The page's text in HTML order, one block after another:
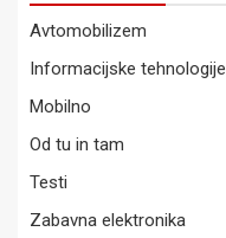
Avtomobilizem
Informacijske tehnologije
Mobilno
Od tu in tam
Testi
Zabavna elektronika